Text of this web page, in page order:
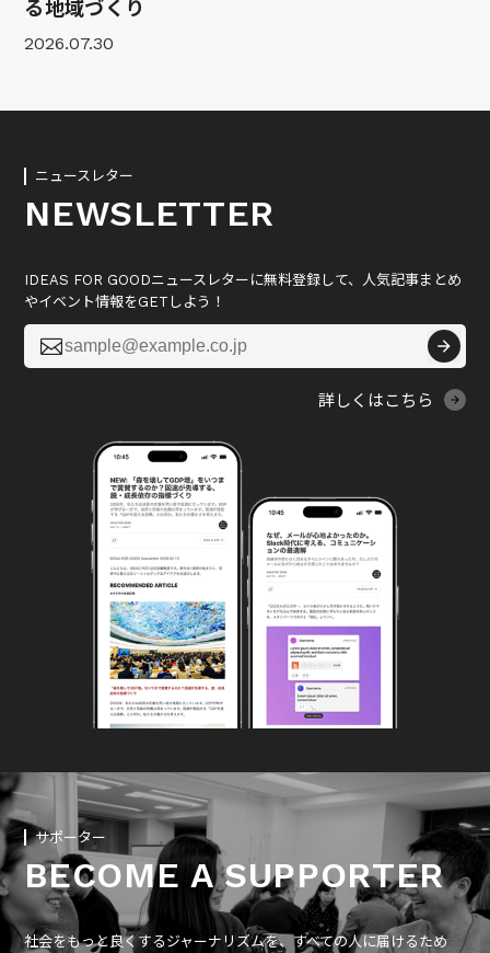
る地域づくり
2026.07.30
ニュースレター
NEWSLETTER
IDEAS FOR GOODニュースレターに無料登録して、人気記事まとめ
やイベント情報をGETしよう！

詳しくはこちら
サポーター
BECOME A SUPPORTER
社会をもっと良くするジャーナリズムを、すべての人に届けるため